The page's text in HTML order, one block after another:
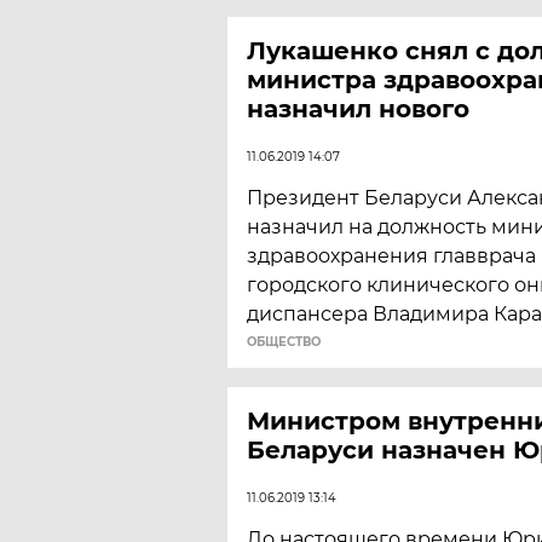
Лукашенко снял с
министра
назначил нового
11.06.2019 14:07
Президент Беларуси
назначил на должность
здравоохранения
городского клинического
диспансера Владимира
ОБЩЕСТВО
Министром
Беларуси назначен
11.06.2019 13:14